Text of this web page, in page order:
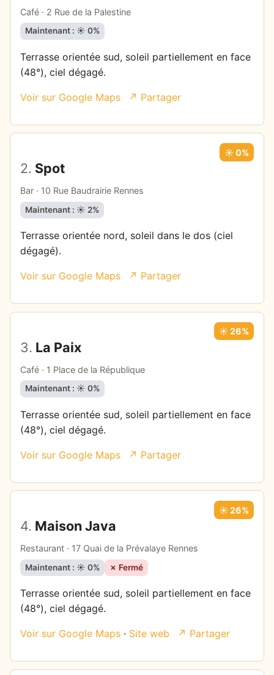
Café · 2 Rue de la Palestine
Maintenant : ☀️ 0%
Terrasse orientée sud, soleil partiellement en face
(48°), ciel dégagé.
Voir sur Google Maps ↗ Partager
2. Spot
Bar · 10 Rue Baudrairie Rennes
☀️ 0%
Maintenant : ☀️ 2%
Terrasse orientée nord, soleil dans le dos (ciel
dégagé).
Voir sur Google Maps ↗ Partager
3. La Paix
Café · 1 Place de la République
☀️ 26%
Maintenant : ☀️ 0%
Terrasse orientée sud, soleil partiellement en face
(48°), ciel dégagé.
Voir sur Google Maps ↗ Partager
4. Maison Java
Restaurant · 17 Quai de la Prévalaye Rennes
☀️ 26%
Maintenant : ☀️ 0% ✗ Fermé
Terrasse orientée sud, soleil partiellement en face
(48°), ciel dégagé.
Voir sur Google Maps · Site web ↗ Partager